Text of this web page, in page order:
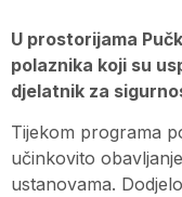
U prostorijama
polaznika koji su
djelatnik za
Tijekom programa
učinkovito
ustanovama.